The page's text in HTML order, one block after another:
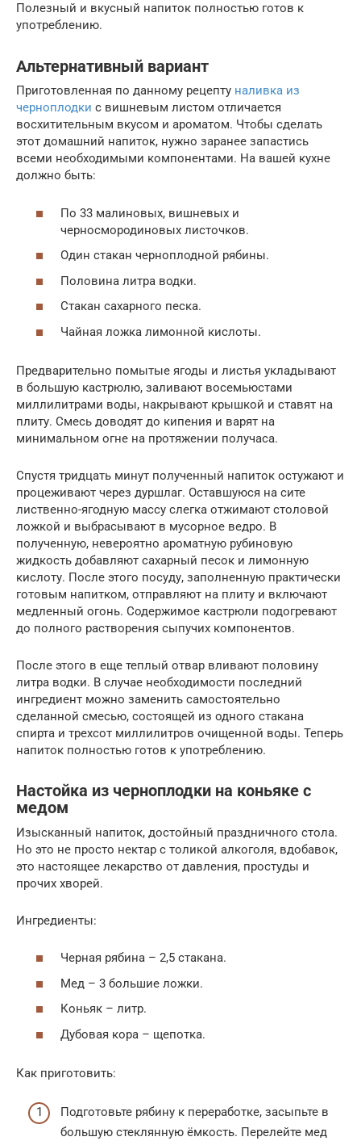
Полезный и вкусный напиток полностью готов к
употреблению.
Альтернативный вариант
Приготовленная по данному рецепту наливка из
черноплодки с вишневым листом отличается
восхитительным вкусом и ароматом. Чтобы сделать
этот домашний напиток, нужно заранее запастись
всеми необходимыми компонентами. На вашей кухне
должно быть:
По 33 малиновых, вишневых и
черносмородиновых листочков.
Один стакан черноплодной рябины.
Половина литра водки.
Стакан сахарного песка.
Чайная ложка лимонной кислоты.
Предварительно помытые ягоды и листья укладывают
в большую кастрюлю, заливают восемьюстами
миллилитрами воды, накрывают крышкой и ставят на
плиту. Смесь доводят до кипения и варят на
минимальном огне на протяжении получаса.
Спустя тридцать минут полученный напиток остужают и
процеживают через дуршлаг. Оставшуюся на сите
лиственно-ягодную массу слегка отжимают столовой
ложкой и выбрасывают в мусорное ведро. В
полученную, невероятно ароматную рубиновую
жидкость добавляют сахарный песок и лимонную
кислоту. После этого посуду, заполненную практически
готовым напитком, отправляют на плиту и включают
медленный огонь. Содержимое кастрюли подогревают
до полного растворения сыпучих компонентов.
После этого в еще теплый отвар вливают половину
литра водки. В случае необходимости последний
ингредиент можно заменить самостоятельно
сделанной смесью, состоящей из одного стакана
спирта и трехсот миллилитров очищенной воды. Теперь
напиток полностью готов к употреблению.
Настойка из черноплодки на коньяке с
медом
Изысканный напиток, достойный праздничного стола.
Но это не просто нектар с толикой алкоголя, вдобавок,
это настоящее лекарство от давления, простуды и
прочих хворей.
Ингредиенты:
Черная рябина – 2,5 стакана.
Мед – 3 большие ложки.
Коньяк – литр.
Дубовая кора – щепотка.
Как приготовить:
Подготовьте рябину к переработке, засыпьте в
большую стеклянную ёмкость. Перелейте мед